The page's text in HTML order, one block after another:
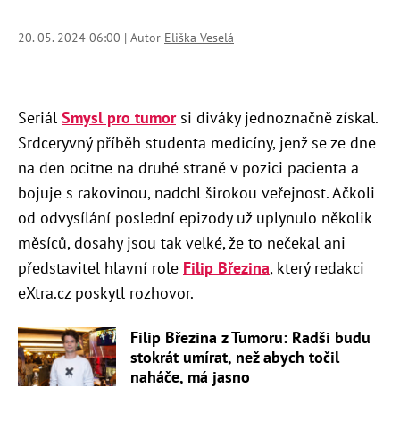
20. 05. 2024 06:00 | Autor Eliška Veselá
Seriál Smysl pro tumorsi diváky jednoznačně získal.
Srdceryvný příběh studenta medicíny, jenž se ze dne
na den ocitne na druhé straně v pozici pacienta a
bojuje s rakovinou, nadchl širokou veřejnost. Ačkoli
od odvysílání poslední epizody už uplynulo několik
měsíců, dosahy jsou tak velké, že to nečekal ani
představitel hlavní role Filip Březina, který redakci
eXtra.cz poskytl rozhovor.
Filip Březina z Tumoru: Radši budu
stokrát umírat, než abych točil
naháče, má jasno